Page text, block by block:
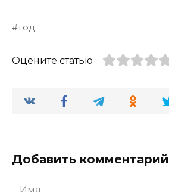
год
Оцените статью
Добавить комментарий
Имя